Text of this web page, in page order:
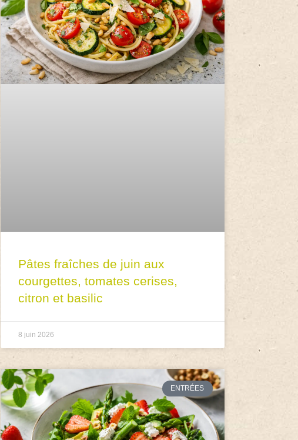
Pâtes fraîches de juin aux
courgettes, tomates cerises,
citron et basilic
8 juin 2026
ENTRÉES